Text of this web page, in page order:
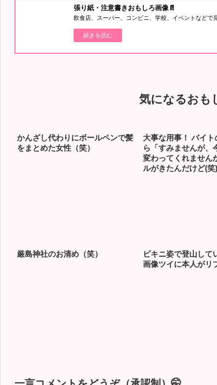
張り紙・注意書きおもしろ画像📄
飲食店、スーパー、コンビニ、学校、イベントなど
続きを読む
気になるおも
かんざし代わりにボールペンで髪
をまとめた女性（笑）
大事な用事！ バイ
ら「すみませんが、
変わってくれません
ルがきたんだけど(笑)
厳島神社のお清め（笑）
ビキニ姿で登山して
画像ツイに本人がリ